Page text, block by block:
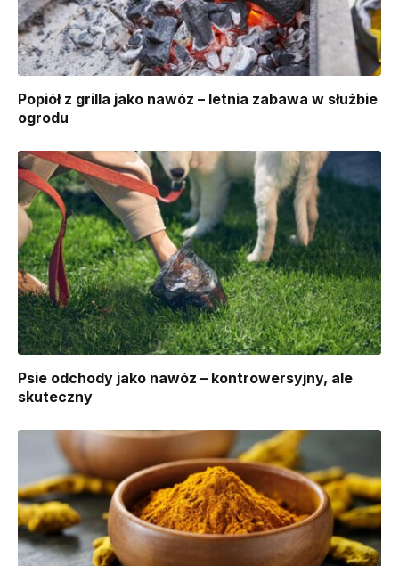
Popiół z grilla jako nawóz – letnia zabawa w służbie
ogrodu
Psie odchody jako nawóz – kontrowersyjny, ale
skuteczny